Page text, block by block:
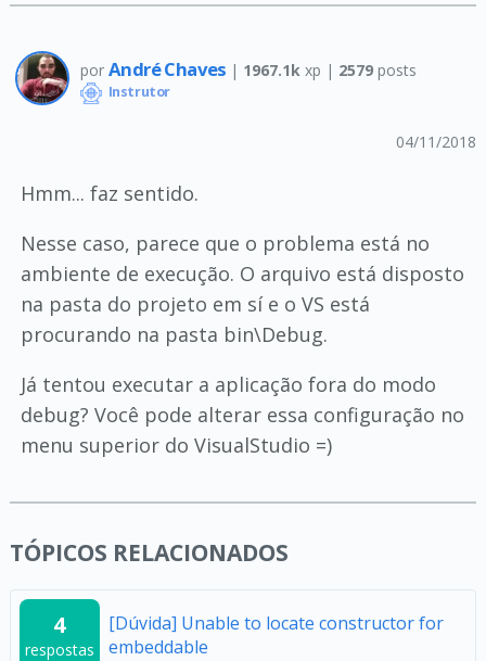
por André Chaves | 1967.1k xp | 2579 posts
Instrutor
04/11/2018
Hmm... faz sentido.
Nesse caso, parece que o problema está no
ambiente de execução. O arquivo está disposto
na pasta do projeto em sí e o VS está
procurando na pasta bin\Debug.
Já tentou executar a aplicação fora do modo
debug? Você pode alterar essa configuração no
menu superior do VisualStudio =)
TÓPICOS RELACIONADOS
4
respostas
[Dúvida] Unable to locate constructor for
embeddable